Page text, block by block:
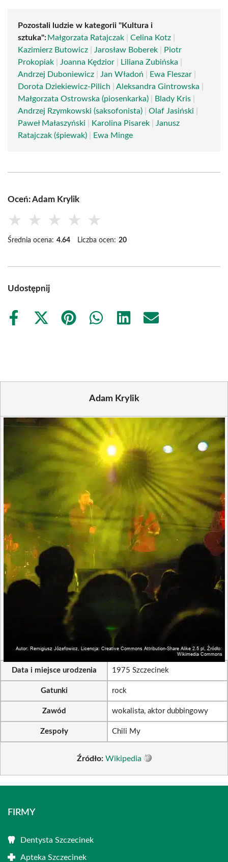
Pozostali ludzie w kategorii "Kultura i
sztuka": Małgorzata Ratajczak Celina Kotz
Kazimierz Butowicz
Jarosław Boberek
Piotr
Prokopiak
Joanna Kędzior Liliana Zubińska
Andrzej Duboniewicz
Jan Władoń Ewa Fleszar
Dorota Dziekiewicz-Pilich
Aleksandra Gintrowska
Małgorzata Ostrowska (piosenkarka)
Blady Kris
Andrzej Rzymkowski (saksofonista)
Olaf Jasiński
Paweł Małaszyński
Karolina Pisarek
Janusz
Ratajczak (śpiewak)
Ewa Minge
Oceń: Adam Krylik
★ ★ ★ ★ ★
Średnia ocena: 4.64 Liczba ocen: 20
Udostępnij
Share
Share
Share
Share
Share
Share
Adam Krylik
Data i miejsce urodzenia 1975 Szczecinek
Gatunki rock
Zawód wokalista, aktor dubbingowy
Zespoły Chili My
Źródło: Wikipedia
FIRMY
Dentysta Szczecinek
Apteka Szczecinek